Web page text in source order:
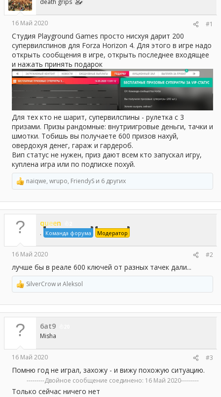
ы
а
death grips
16 Май 2020 #1
Студия Playground Games просто нисхуя дарит 200
супервилспинов для Forza Horizon 4. Для этого в игре надо
открыть сообщения в игре, открыть последнее входящее
и нажать принять подарок
Для тех кто не шарит, супервилспины - рулетка с 3
призами. Призы рандомные: внутриигровые деньги, тачки и
шмотки. Тобишь вы получаете 600 призов нахуй,
овердохуя денег, гараж и гардероб.
Вип статус не нужен, приз дают всем кто запускал игру,
куплена игра или по подписке похуй.
Р
е
а
к
ц
и
и
naiqwe, wrupo, FriendyS и 6 других
queen
. Команда форума Модератор
16 Май 2020 #2
лучше бы в реале 600 ключей от разных тачек дали...
Р
е
а
к
ц
и
и
SilverCrow и Aleksol
6at9
Misha
16 Май 2020 #3
Помню год не играл, захожу - и вижу похожую ситуацию.
---------Двойное сообщение соединено: 16 Май 2020---------
Только сейчас ничего нет